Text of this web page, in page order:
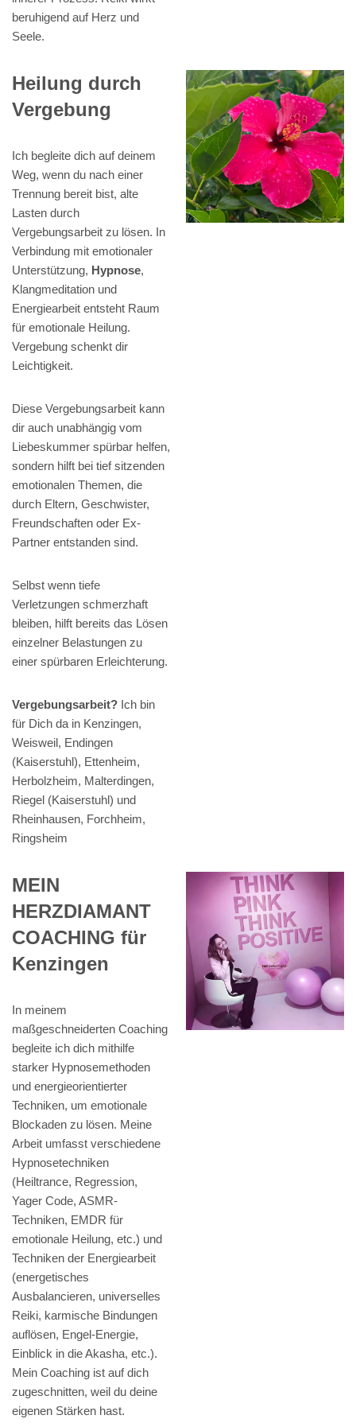
beruhigend auf Herz und
Seele.
Heilung durch
Vergebung
Ich begleite dich auf deinem
Weg, wenn du nach einer
Trennung bereit bist, alte
Lasten durch
Vergebungsarbeit zu lösen. In
Verbindung mit emotionaler
Unterstützung, Hypnose,
Klangmeditation und
Energiearbeit entsteht Raum
für emotionale Heilung.
Vergebung schenkt dir
Leichtigkeit.
Diese Vergebungsarbeit kann
dir auch unabhängig vom
Liebeskummer spürbar helfen,
sondern hilft bei tief sitzenden
emotionalen Themen, die
durch Eltern, Geschwister,
Freundschaften oder Ex-
Partner entstanden sind.
Selbst wenn tiefe
Verletzungen schmerzhaft
bleiben, hilft bereits das Lösen
einzelner Belastungen zu
einer spürbaren Erleichterung.
Vergebungsarbeit? Ich bin
für Dich da in Kenzingen,
Weisweil, Endingen
(Kaiserstuhl), Ettenheim,
Herbolzheim, Malterdingen,
Riegel (Kaiserstuhl) und
Rheinhausen, Forchheim,
Ringsheim
MEIN
HERZDIAMANT
COACHING für
Kenzingen
In meinem
maßgeschneiderten Coaching
begleite ich dich mithilfe
starker Hypnosemethoden
und energieorientierter
Techniken, um emotionale
Blockaden zu lösen. Meine
Arbeit umfasst verschiedene
Hypnosetechniken
(Heiltrance, Regression,
Yager Code, ASMR-
Techniken, EMDR für
emotionale Heilung, etc.) und
Techniken der Energiearbeit
(energetisches
Ausbalancieren, universelles
Reiki, karmische Bindungen
auflösen, Engel-Energie,
Einblick in die Akasha, etc.).
Mein Coaching ist auf dich
zugeschnitten, weil du deine
eigenen Stärken hast.